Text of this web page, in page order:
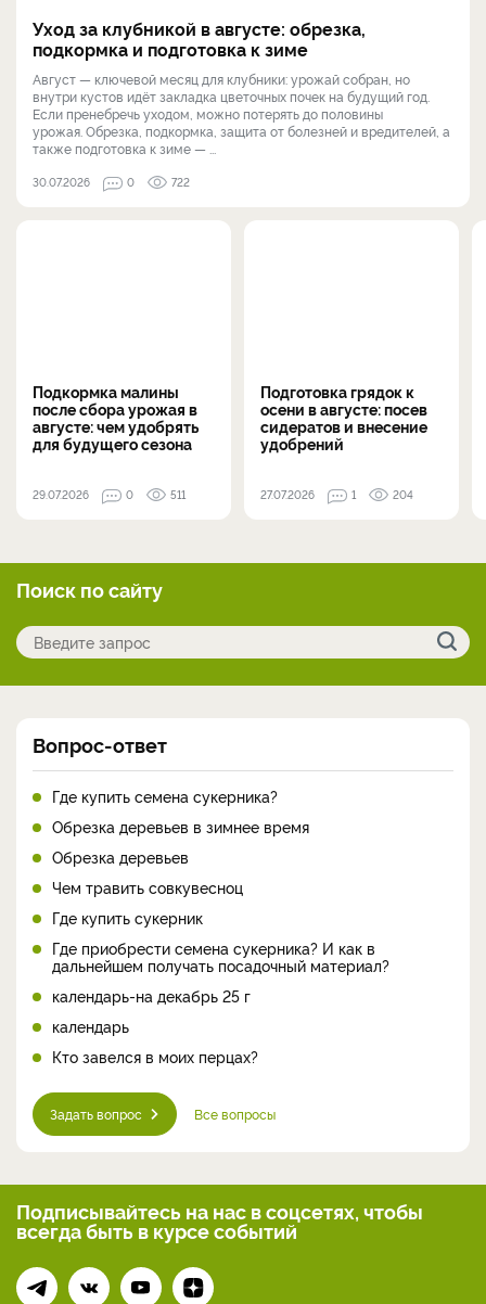
Уход за клубникой в августе: обрезка,
подкормка и подготовка к зиме
Август — ключевой месяц для клубники: урожай собран, но
внутри кустов идёт закладка цветочных почек на будущий год.
Если пренебречь уходом, можно потерять до половины
урожая. Обрезка, подкормка, защита от болезней и вредителей, а
также подготовка к зиме — ...
30.07.2026 0 722
Подкормка малины
после сбора урожая в
августе: чем удобрять
для будущего сезона
29.07.2026 0 511
Подготовка грядок к
осени в августе: посев
сидератов и внесение
удобрений
27.07.2026 1 204
Поиск по сайту
Вопрос-ответ
Где купить семена сукерника?
Обрезка деревьев в зимнее время
Обрезка деревьев
Чем травить совкувесноц
Где купить сукерник
Где приобрести семена сукерника? И как в
дальнейшем получать посадочный материал?
календарь-на декабрь 25 г
календарь
Кто завелся в моих перцах?
Задать вопрос Все вопросы
Подписывайтесь на нас в соцсетях, чтобы
всегдабыть в курсе событий